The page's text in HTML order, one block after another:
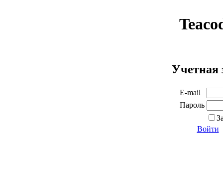
Учетная
E-mail
Пароль
Войти